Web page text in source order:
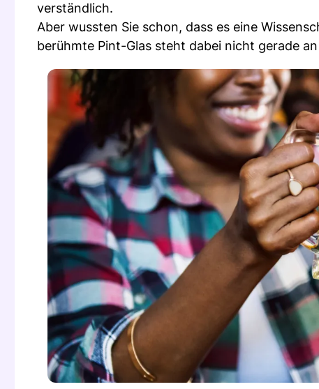
verständlich.
Aber wussten Sie schon, dass es eine
berühmte Pint-Glas steht dabei nicht gerade